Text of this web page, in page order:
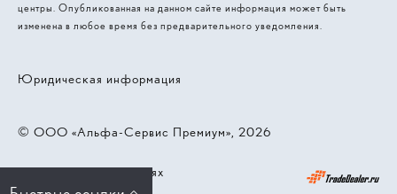
центры. Опубликованная на данном сайте информация может быть
изменена в любое время без предварительного уведомления.
© 2026, ООО «‎Альфа-Сервис Премиум»
Юридическая информация
Работает на технологиях